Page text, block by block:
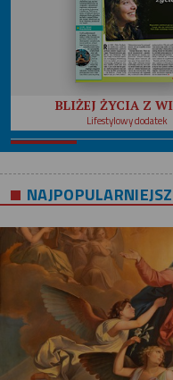
BLIŻEJ ŻYCIA Z
Lifestylowy dodatek